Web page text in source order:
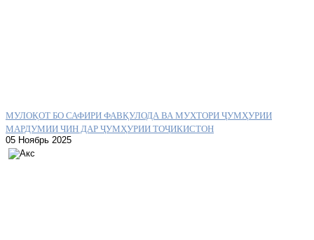
МУЛОҚОТ БО САФИРИ ФАВҚУЛОДА ВА МУХТОРИ ҶУМҲУРИИ
МАРДУМИИ ЧИН ДАР ҶУМҲУРИИ ТОҶИКИСТОН
05 Ноябрь 2025